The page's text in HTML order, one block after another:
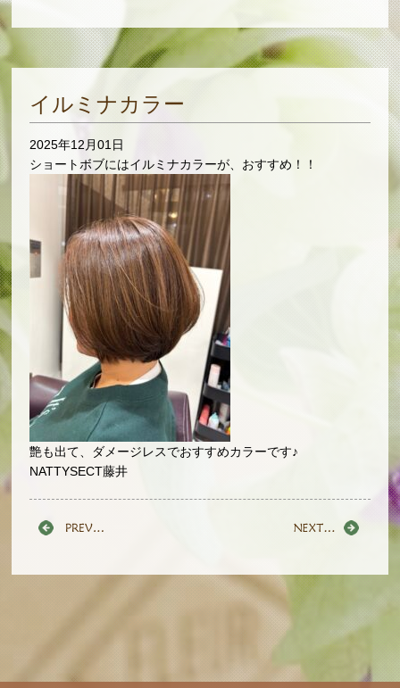
イルミナカラー
2025年12月01日
ショートボブにはイルミナカラーが、おすすめ！！
艶も出て、ダメージレスでおすすめカラーです♪
NATTYSECT藤井